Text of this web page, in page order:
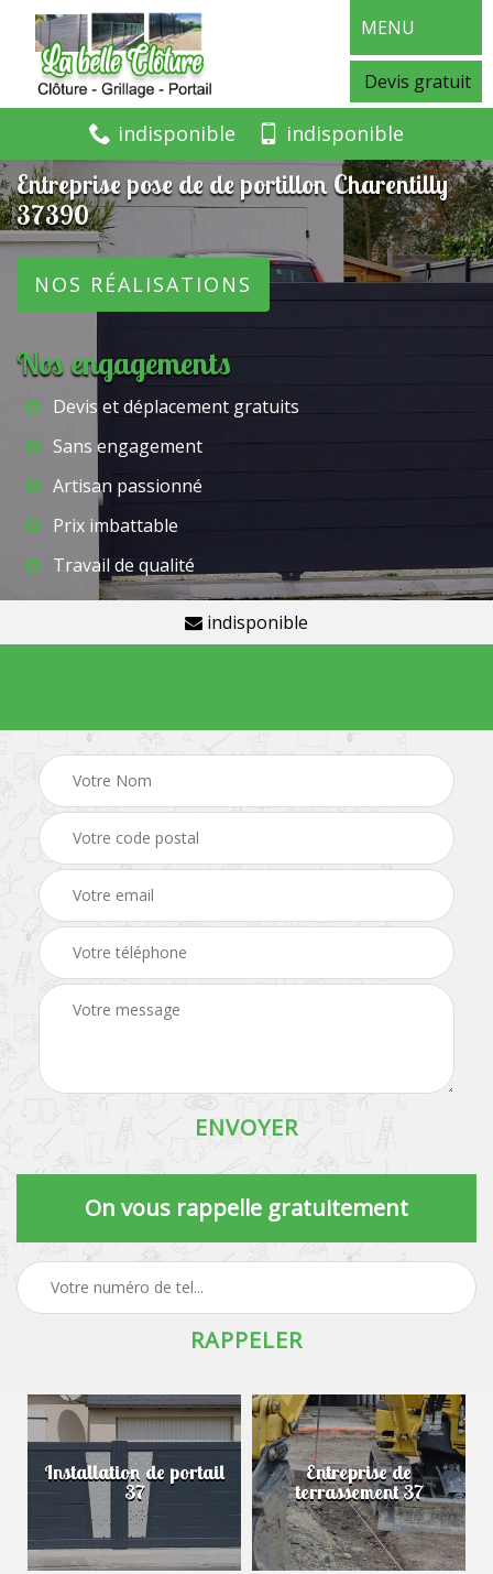
MENU
Devis gratuit
indisponible indisponible
Entreprise pose de de portillon Charentilly
37390
NOS RÉALISATIONS
Nos engagements
Devis et déplacement gratuits
Sans engagement
Artisan passionné
Prix imbattable
Travail de qualité
indisponible
On vous rappelle gratuitement
Installation de portail
37
Entreprise de
terrassement 37